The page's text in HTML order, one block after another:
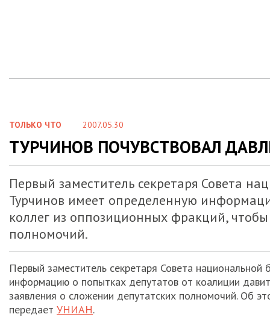
ТОЛЬКО ЧТО 2007.05.30
ТУРЧИНОВ ПОЧУВСТВОВАЛ
Первый заместитель секретаря Совета
Турчинов имеет определенную
коллег из оппозиционных фракций,
полномочий.
Первый заместитель секретаря Совета
информацию о попытках депутатов от коалиции
заявления о сложении депутатских полномочий. Об
передает УНИАН.